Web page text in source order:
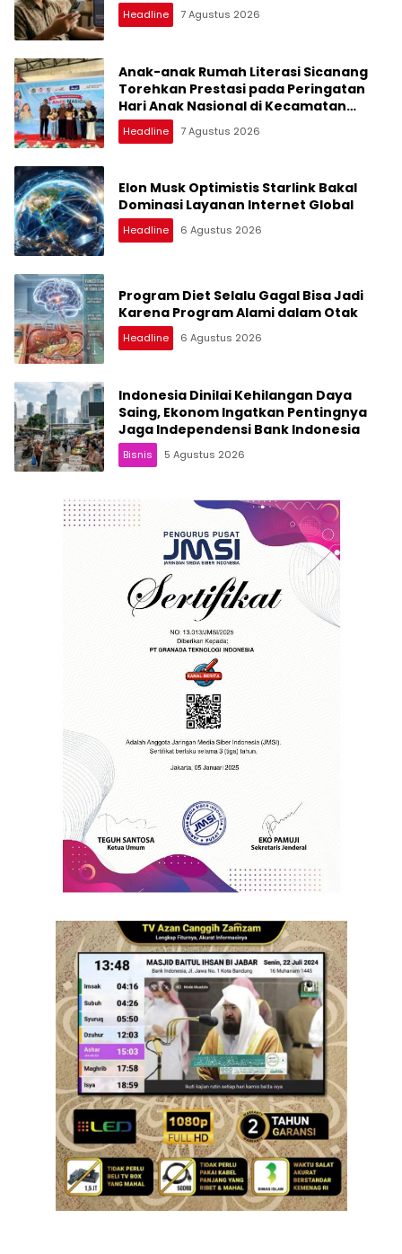
Headline 7 Agustus 2026
Anak-anak Rumah Literasi Sicanang
Torehkan Prestasi pada Peringatan
Hari Anak Nasional di Kecamatan
Medan Belawan
Headline 7 Agustus 2026
Elon Musk Optimistis Starlink Bakal
Dominasi Layanan Internet Global
Headline 6 Agustus 2026
Program Diet Selalu Gagal Bisa Jadi
Karena Program Alami dalam Otak
Headline 6 Agustus 2026
Indonesia Dinilai Kehilangan Daya
Saing, Ekonom Ingatkan Pentingnya
Jaga Independensi Bank Indonesia
Bisnis 5 Agustus 2026